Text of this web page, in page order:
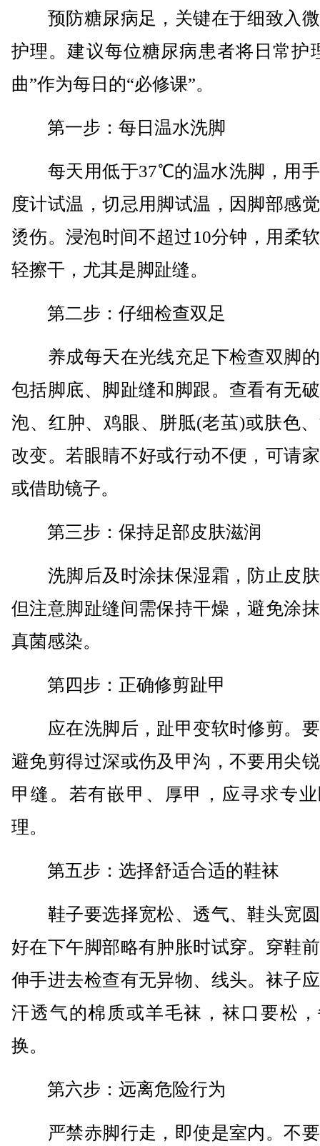
预防糖尿病足，关键在于细致入
护理。建议每位糖尿病患者将日常护
曲”作为每日的“必修课”。
第一步：每日温水洗脚
每天用低于37℃的温水洗脚，用手
度计试温，切忌用脚试温，因脚部感
烫伤。浸泡时间不超过10分钟，用柔
轻擦干，尤其是脚趾缝。
第二步：仔细检查双足
养成每天在光线充足下检查双脚
包括脚底、脚趾缝和脚跟。查看有无
泡、红肿、鸡眼、胼胝(老茧)或肤色
改变。若眼睛不好或行动不便，可请
或借助镜子。
第三步：保持足部皮肤滋润
洗脚后及时涂抹保湿霜，防止皮
但注意脚趾缝间需保持干燥，避免涂
真菌感染。
第四步：正确修剪趾甲
应在洗脚后，趾甲变软时修剪。
避免剪得过深或伤及甲沟，不要用尖
甲缝。若有嵌甲、厚甲，应寻求专
理。
第五步：选择舒适合适的鞋袜
鞋子要选择宽松、透气、鞋头宽
好在下午脚部略有肿胀时试穿。穿鞋
伸手进去检查有无异物、线头。袜子
汗透气的棉质或羊毛袜，袜口要松
换。
第六步：远离危险行为
严禁赤脚行走，即使是室内。不